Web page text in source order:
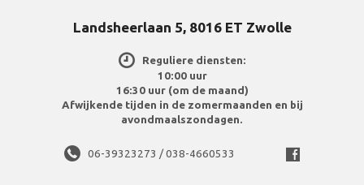
Landsheerlaan 5, 8016 ET Zwolle
Reguliere diensten:
10:00 uur
16:30 uur (om de maand)
Afwijkende tijden in de zomermaanden en bij
avondmaalszondagen.
06-39323273 / 038-4660533